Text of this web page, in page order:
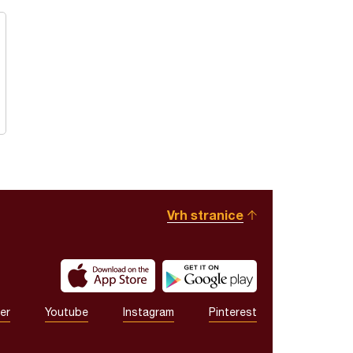
Vrh stranice
Youtube Instagram Pinterest